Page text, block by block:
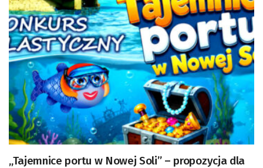
„Tajemnice portu w Nowej Soli” – propozycja dla